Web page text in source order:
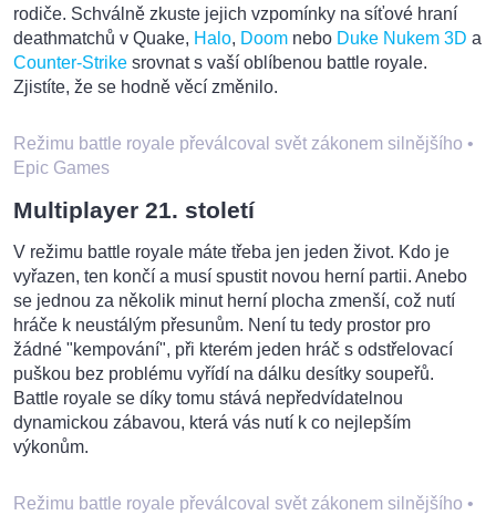
rodiče. Schválně zkuste jejich vzpomínky na síťové hraní
deathmatchů v Quake, Halo, Doom nebo Duke Nukem 3D a
Counter-Strike srovnat s vaší oblíbenou battle royale.
Zjistíte, že se hodně věcí změnilo.
Režimu battle royale převálcoval svět zákonem silnějšího •
Epic Games
Multiplayer 21. století
V režimu battle royale máte třeba jen jeden život. Kdo je
vyřazen, ten končí a musí spustit novou herní partii. Anebo
se jednou za několik minut herní plocha zmenší, což nutí
hráče k neustálým přesunům. Není tu tedy prostor pro
žádné "kempování", při kterém jeden hráč s odstřelovací
puškou bez problému vyřídí na dálku desítky soupeřů.
Battle royale se díky tomu stává nepředvídatelnou
dynamickou zábavou, která vás nutí k co nejlepším
výkonům.
Režimu battle royale převálcoval svět zákonem silnějšího •